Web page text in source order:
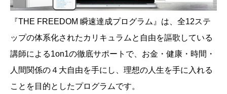
『THE FREEDOM 瞬速達成プログラム』は、全12ステ
ップの体系化されたカリキュラムと自由を謳歌している
講師による1on1の徹底サポートで、お金・健康・時間・
人間関係の４大自由を手にし、理想の人生を手に入れる
ことを目的としたプログラムです。